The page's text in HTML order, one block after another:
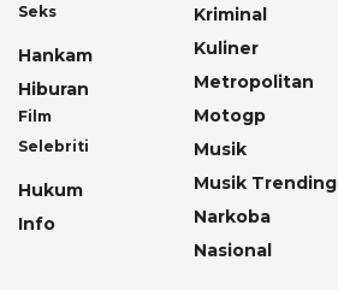
Seks
Hankam
Hiburan
Film
Selebriti
Hukum
Info
Kriminal
Kuliner
Metropolitan
Motogp
Musik
Musik Trending
Narkoba
Nasional